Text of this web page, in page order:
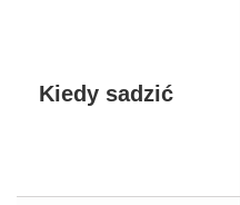
Kiedy sadzić